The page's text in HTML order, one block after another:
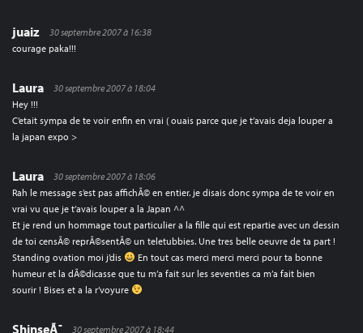
juaiz
30 septembre 2007 à 16:38
courage paka!!!
Laura
30 septembre 2007 à 18:04
Hey !!!
C’etait sympa de te voir enfin en vrai ( ouais parce que je t’avais deja louper a
la japan expo >
Laura
30 septembre 2007 à 18:06
Rah le message s’est pas affichÃ© en entier. je disais donc sympa de te voir en
vrai vu que je t’avais louper a la Japan ^^
Et je rend un hommage tout particulier a la fille qui est repartie avec un dessin
de toi censÃ© reprÃ©sentÃ© un teletubbies. Une tres belle oeuvre de ta part !
Standing ovation moi j’dis
En tout cas merci merci merci pour ta bonne
humeur et la dÃ©dicasse que tu m’a fait sur les seventies ca m’a fait bien
sourir ! Bises et a la r’voyure
ShinseÃ¯
30 septembre 2007 à 18:44